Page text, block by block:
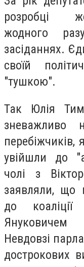
розробці
жодного
засіданнях.
своїй
"тушкою".
Так Юлія
зневажливо
перебіжчиків,
увійшли до
чолі з
заявляли, що
до
Януковичем
Невдовзі
дострокових